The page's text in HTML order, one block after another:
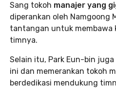
Sang tokoh manajer yang
diperankan oleh Namgoong
tantangan untuk membawa
timnya.
Selain itu, Park Eun-bin
ini dan memerankan tokoh
berdedikasi mendukung